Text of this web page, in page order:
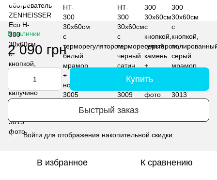
В наличии
2 090 грн
Купить
Быстрый заказ
% Войти для отображения накопительной скидки
В избранное К сравнению